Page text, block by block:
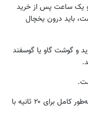
یک ساعت پس از خرید
سلسیوس است، باید درون یخچال
و گوشت گاو یا گوسفند
- پیش از آماده کردن غذا، دست‌هایتان را به‌طور کامل برای ۲۰ ثانیه با